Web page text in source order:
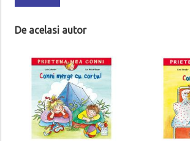
De acelasi autor